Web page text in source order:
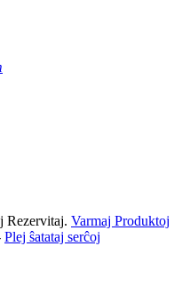
Rezervitaj. Varmaj Produktoj
Plej ŝatataj serĉoj